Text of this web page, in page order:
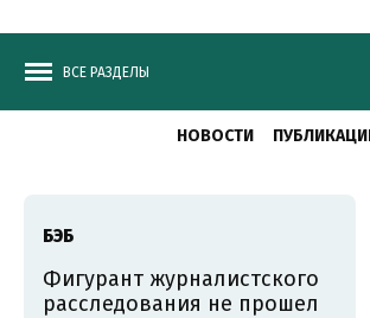
ВСЕ РАЗДЕЛЫ
НОВОСТИ
БЭБ
Фигурант журналистского
расследования не прошел